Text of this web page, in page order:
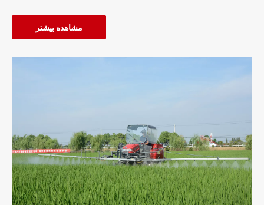
مشاهده بیشتر